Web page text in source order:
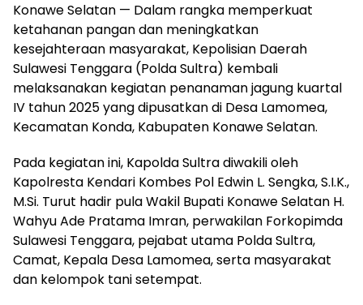
Konawe Selatan — Dalam rangka memperkuat
ketahanan pangan dan meningkatkan
kesejahteraan masyarakat, Kepolisian Daerah
Sulawesi Tenggara (Polda Sultra) kembali
melaksanakan kegiatan penanaman jagung kuartal
IV tahun 2025 yang dipusatkan di Desa Lamomea,
Kecamatan Konda, Kabupaten Konawe Selatan.
Pada kegiatan ini, Kapolda Sultra diwakili oleh
Kapolresta Kendari Kombes Pol Edwin L. Sengka, S.I.K.,
M.Si. Turut hadir pula Wakil Bupati Konawe Selatan H.
Wahyu Ade Pratama Imran, perwakilan Forkopimda
Sulawesi Tenggara, pejabat utama Polda Sultra,
Camat, Kepala Desa Lamomea, serta masyarakat
dan kelompok tani setempat.